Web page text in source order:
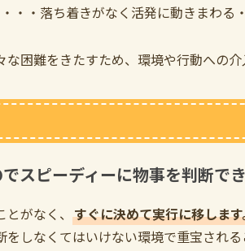
・・・落ち着きがなく活発に動きまわ
な困難をきたすため、環境や行動への
スピーディーに物事を判断で
がなく、 すぐに決めて実行に移しま
をしなくてはいけない環境で重宝され